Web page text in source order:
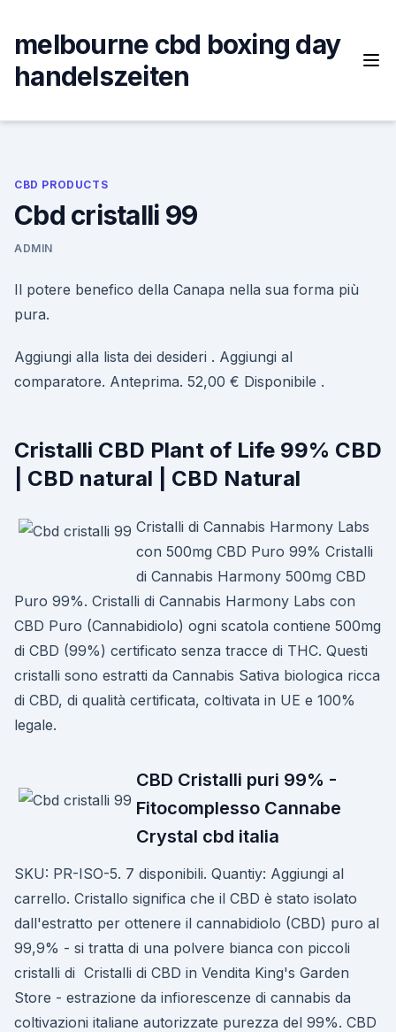
content
melbourne cbd boxing day
handelszeiten
CBD PRODUCTS
Cbd cristalli 99
ADMIN
Il potere benefico della Canapa nella sua forma più
pura.
Aggiungi alla lista dei desideri . Aggiungi al
comparatore. Anteprima. 52,00 € Disponibile .
Cristalli CBD Plant of Life 99% CBD
| CBD natural | CBD Natural
Cristalli di Cannabis Harmony Labs
con 500mg CBD Puro 99% Cristalli
di Cannabis Harmony 500mg CBD
Puro 99%. Cristalli di Cannabis Harmony Labs con
CBD Puro (Cannabidiolo) ogni scatola contiene 500mg
di CBD (99%) certificato senza tracce di THC. Questi
cristalli sono estratti da Cannabis Sativa biologica ricca
di CBD, di qualità certificata, coltivata in UE e 100%
legale.
CBD Cristalli puri 99% -
Fitocomplesso Cannabe
Crystal cbd italia
SKU: PR-ISO-5. 7 disponibili. Quantiy: Aggiungi al
carrello. Cristallo significa che il CBD è stato isolato
dall'estratto per ottenere il cannabidiolo (CBD) puro al
99,9% - si tratta di una polvere bianca con piccoli
cristalli di Cristalli di CBD in Vendita King's Garden
Store - estrazione da infiorescenze di cannabis da
coltivazioni italiane autorizzate purezza del 99%. CBD